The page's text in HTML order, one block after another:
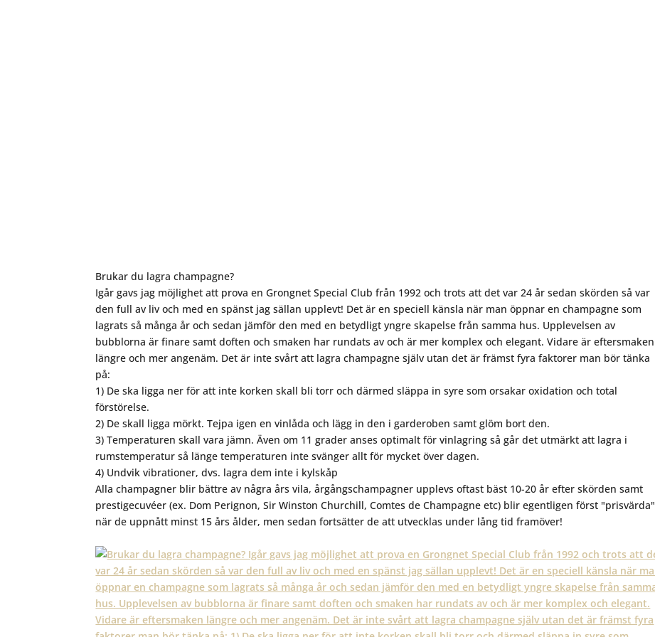
Brukar du lagra champagne?
Igår gavs jag möjlighet att prova en Grongnet Special Club från 1992 och trots att det var 24 år sedan skörden så var
den full av liv och med en spänst jag sällan upplevt! Det är en speciell känsla när man öppnar en champagne som
lagrats så många år och sedan jämför den med en betydligt yngre skapelse från samma hus. Upplevelsen av
bubblorna är finare samt doften och smaken har rundats av och är mer komplex och elegant. Vidare är eftersmaken
längre och mer angenäm. Det är inte svårt att lagra champagne själv utan det är främst fyra faktorer man bör tänka
på:
1) De ska ligga ner för att inte korken skall bli torr och därmed släppa in syre som orsakar oxidation och total
förstörelse.
2) De skall ligga mörkt. Tejpa igen en vinlåda och lägg in den i garderoben samt glöm bort den.
3) Temperaturen skall vara jämn. Även om 11 grader anses optimalt för vinlagring så går det utmärkt att lagra i
rumstemperatur så länge temperaturen inte svänger allt för mycket över dagen.
4) Undvik vibrationer, dvs. lagra dem inte i kylskåp
Alla champagner blir bättre av några års vila, årgångschampagner upplevs oftast bäst 10-20 år efter skörden samt
prestigecuvéer (ex. Dom Perignon, Sir Winston Churchill, Comtes de Champagne etc) blir egentligen först "prisvärda"
när de uppnått minst 15 års ålder, men sedan fortsätter de att utvecklas under lång tid framöver!